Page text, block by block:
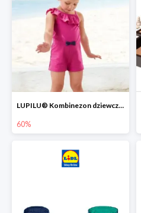
LUPILU® Kombinezon dziewczęcy z bawełny
60%